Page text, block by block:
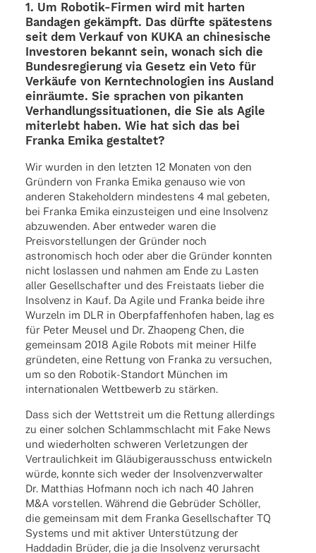
1. Um Robo­tik-Firmen wird mit harten
Banda­gen gekämpft. Das dürfte spätes­tens
seit dem Verkauf von KUKA an chine­si­sche
Inves­to­ren bekannt sein, wonach sich die
Bundes­re­gie­rung via Gesetz ein Veto für
Verkäufe von Kern­tech­no­lo­gien ins Ausland
einräumte. Sie spra­chen von pikan­ten
Verhand­lungs­si­tua­tio­nen, die Sie als Agile
miter­lebt haben. Wie hat sich das bei
Franka Emika gestaltet?
Wir wurden in den letz­ten 12 Mona­ten von den
Grün­dern von Franka Emika genauso wie von
ande­ren Stake­hol­dern mindes­tens 4 mal gebe­ten,
bei Franka Emika einzu­stei­gen und eine Insol­venz
abzu­wen­den. Aber entwe­der waren die
Preis­vor­stel­lun­gen der Grün­der noch
astro­no­misch hoch oder aber die Grün­der konn­ten
nicht loslas­sen und nahmen am Ende zu Lasten
aller Gesell­schaf­ter und des Frei­staats lieber die
Insol­venz in Kauf. Da Agile und Franka beide ihre
Wurzeln im DLR in Ober­pfaf­fen­ho­fen haben, lag es
für Peter Meusel und Dr. Zhaopeng Chen, die
gemein­sam 2018 Agile Robots mit meiner Hilfe
grün­de­ten, eine Rettung von Franka zu versu­chen,
um so den Robo­tik-Stand­ort München im
inter­na­tio­na­len Wett­be­werb zu stärken.
Dass sich der Wett­streit um die Rettung aller­dings
zu einer solchen Schlamm­schlacht mit Fake News
und wieder­hol­ten schwe­ren Verlet­zun­gen der
Vertrau­lich­keit im Gläu­bi­ger­aus­schuss entwi­ckeln
würde, konnte sich weder der Insol­venz­ver­wal­ter
Dr. Matthias Hofmann noch ich nach 40 Jahren
M&A vorstel­len. Während die Gebrü­der Schöl­ler,
die gemein­sam mit dem Franka Gesell­schaf­ter TQ
Systems und mit akti­ver Unter­stüt­zung der
Hadda­din Brüder, die ja die Insol­venz verur­sacht